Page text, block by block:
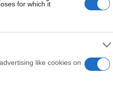
for which it
like cookies on